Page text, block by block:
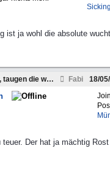
ist ja wohl die absolute
Re: MAN 8.136 FAE, taugen die was? Fabi 18/
teuer. Der hat ja mächtig